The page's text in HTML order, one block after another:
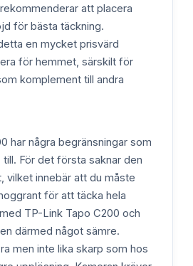
att placera
för bästa täckning.
en mycket prisvärd
för hemmet, särskilt för
komplement till andra
har några begränsningar som
till. För det första saknar den
vilket innebär att du måste
för att täcka hela
TP-Link Tapo C200 och
därmed något sämre.
men inte lika skarp som hos